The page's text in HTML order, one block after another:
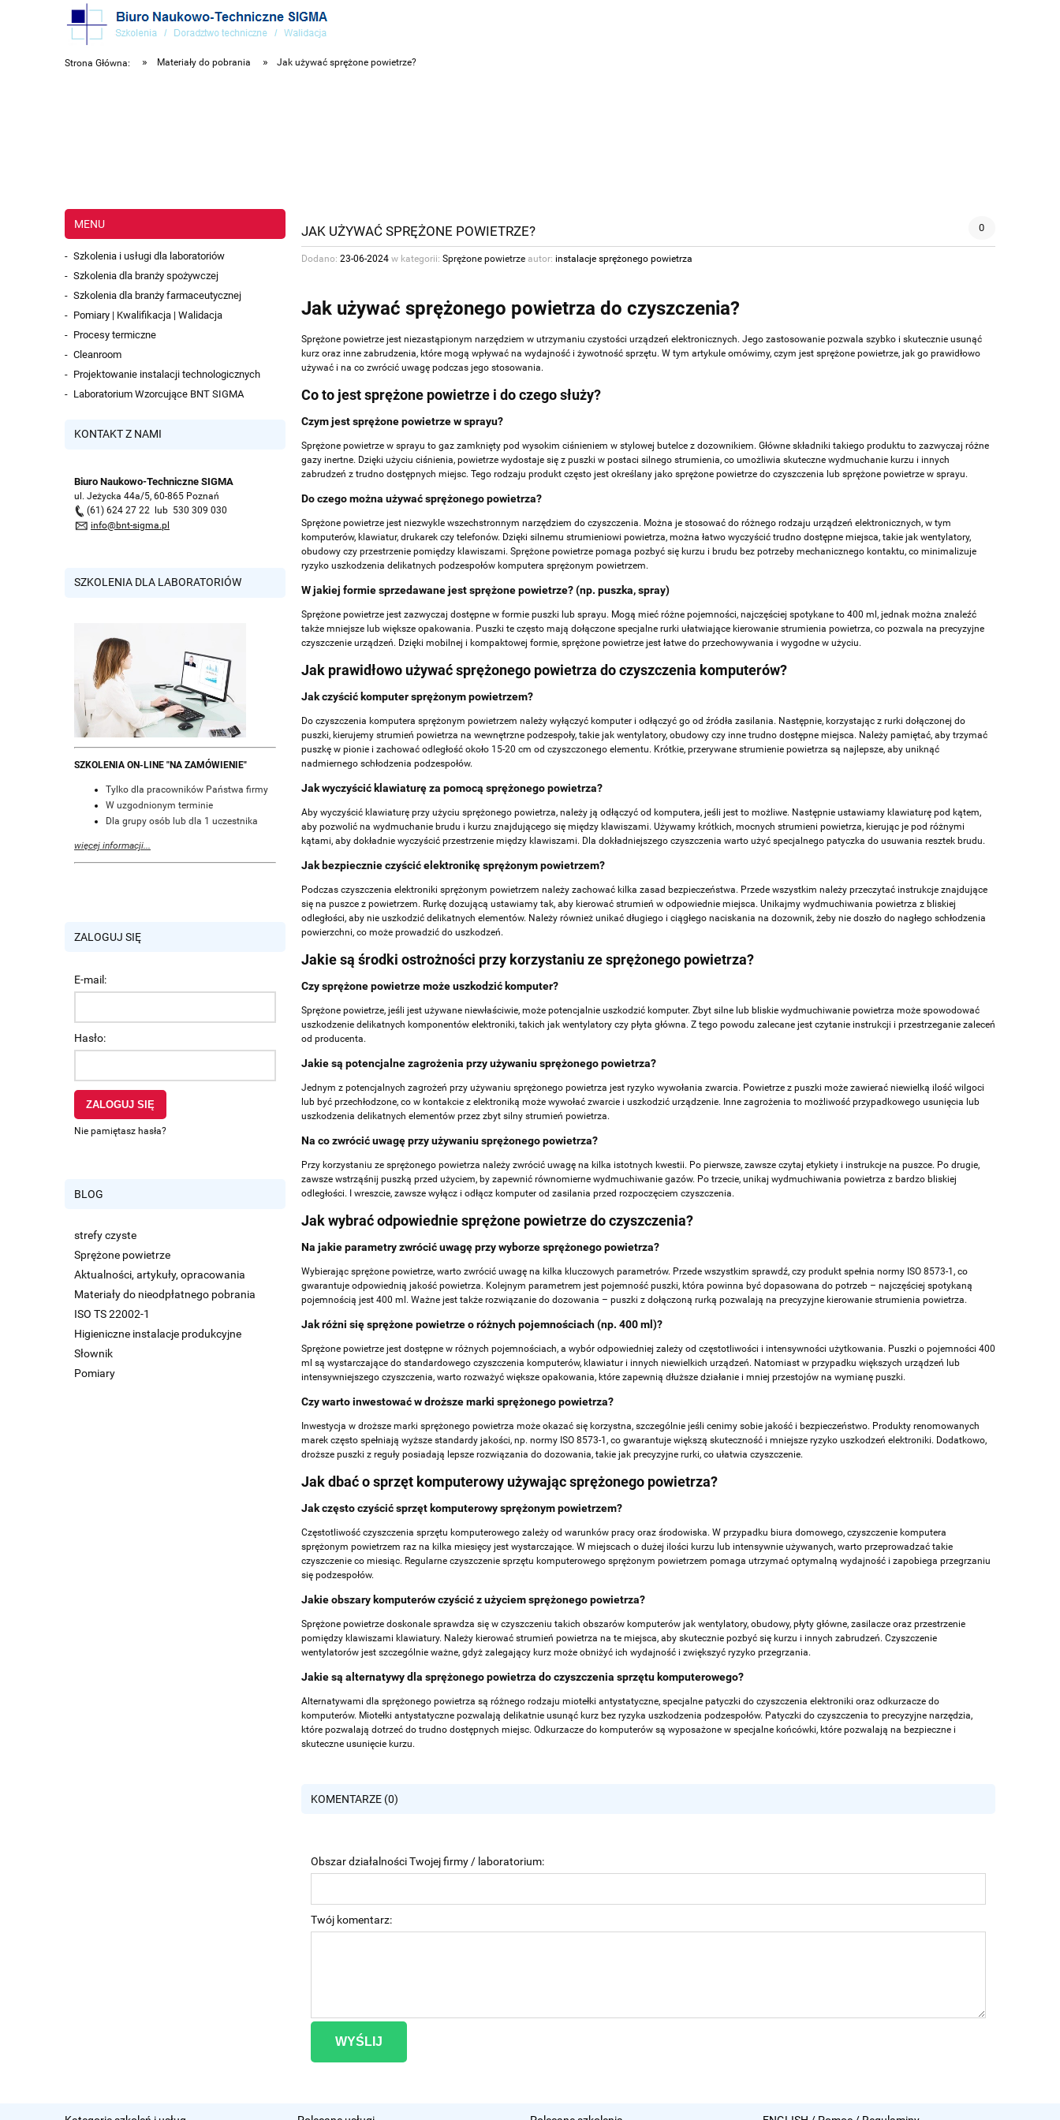
Strona Główna: » Materiały do pobrania » Jak używać sprężone powietrze?
MENU
Szkolenia i usługi dla laboratoriów
Szkolenia dla branży spożywczej
Szkolenia dla branży farmaceutycznej
Pomiary | Kwalifikacja | Walidacja
Procesy termiczne
Cleanroom
Projektowanie instalacji technologicznych
Laboratorium Wzorcujące BNT SIGMA
KONTAKT Z NAMI
Biuro Naukowo-Techniczne SIGMA
ul. Jeżycka 44a/5, 60-865 Poznań
(61) 624 27 22 lub 530 309 030
info@bnt-sigma.pl
SZKOLENIA DLA LABORATORIÓW
SZKOLENIA ON-LINE "NA ZAMÓWIENIE"
Tylko dla pracowników Państwa firmy
W uzgodnionym terminie
Dla grupy osób lub dla 1 uczestnika
więcej informacji...
ZALOGUJ SIĘ
E-mail:
Hasło:
ZALOGUJ SIĘ
Nie pamiętasz hasła?
BLOG
strefy czyste
Sprężone powietrze
Aktualności, artykuły, opracowania
Materiały do nieodpłatnego pobrania
ISO TS 22002-1
Higieniczne instalacje produkcyjne
Słownik
Pomiary
JAK UŻYWAĆ SPRĘŻONE POWIETRZE? 0
Dodano: 23-06-2024 w kategorii: Sprężone powietrze autor: instalacje sprężonego powietrza
Jak używać sprężonego powietrza do czyszczenia?
Sprężone powietrze jest niezastąpionym narzędziem w utrzymaniu czystości urządzeń elektronicznych. Jego zastosowanie pozwala szybko i skutecznie usunąć
kurz oraz inne zabrudzenia, które mogą wpływać na wydajność i żywotność sprzętu. W tym artykule omówimy, czym jest sprężone powietrze, jak go prawidłowo
używać i na co zwrócić uwagę podczas jego stosowania.
Co to jest sprężone powietrze i do czego służy?
Czym jest sprężone powietrze w sprayu?
Sprężone powietrze w sprayu to gaz zamknięty pod wysokim ciśnieniem w stylowej butelce z dozownikiem. Główne składniki takiego produktu to zazwyczaj różne
gazy inertne. Dzięki użyciu ciśnienia, powietrze wydostaje się z puszki w postaci silnego strumienia, co umożliwia skuteczne wydmuchanie kurzu i innych
zabrudzeń z trudno dostępnych miejsc. Tego rodzaju produkt często jest określany jako sprężone powietrze do czyszczenia lub sprężone powietrze w sprayu.
Do czego można używać sprężonego powietrza?
Sprężone powietrze jest niezwykle wszechstronnym narzędziem do czyszczenia. Można je stosować do różnego rodzaju urządzeń elektronicznych, w tym
komputerów, klawiatur, drukarek czy telefonów. Dzięki silnemu strumieniowi powietrza, można łatwo wyczyścić trudno dostępne miejsca, takie jak wentylatory,
obudowy czy przestrzenie pomiędzy klawiszami. Sprężone powietrze pomaga pozbyć się kurzu i brudu bez potrzeby mechanicznego kontaktu, co minimalizuje
ryzyko uszkodzenia delikatnych podzespołów komputera sprężonym powietrzem.
W jakiej formie sprzedawane jest sprężone powietrze? (np. puszka, spray)
Sprężone powietrze jest zazwyczaj dostępne w formie puszki lub sprayu. Mogą mieć różne pojemności, najczęściej spotykane to 400 ml, jednak można znaleźć
także mniejsze lub większe opakowania. Puszki te często mają dołączone specjalne rurki ułatwiające kierowanie strumienia powietrza, co pozwala na precyzyjne
czyszczenie urządzeń. Dzięki mobilnej i kompaktowej formie, sprężone powietrze jest łatwe do przechowywania i wygodne w użyciu.
Jak prawidłowo używać sprężonego powietrza do czyszczenia komputerów?
Jak czyścić komputer sprężonym powietrzem?
Do czyszczenia komputera sprężonym powietrzem należy wyłączyć komputer i odłączyć go od źródła zasilania. Następnie, korzystając z rurki dołączonej do
puszki, kierujemy strumień powietrza na wewnętrzne podzespoły, takie jak wentylatory, obudowy czy inne trudno dostępne miejsca. Należy pamiętać, aby trzymać
puszkę w pionie i zachować odległość około 15-20 cm od czyszczonego elementu. Krótkie, przerywane strumienie powietrza są najlepsze, aby uniknąć
nadmiernego schłodzenia podzespołów.
Jak wyczyścić klawiaturę za pomocą sprężonego powietrza?
Aby wyczyścić klawiaturę przy użyciu sprężonego powietrza, należy ją odłączyć od komputera, jeśli jest to możliwe. Następnie ustawiamy klawiaturę pod kątem,
aby pozwolić na wydmuchanie brudu i kurzu znajdującego się między klawiszami. Używamy krótkich, mocnych strumieni powietrza, kierując je pod różnymi
kątami, aby dokładnie wyczyścić przestrzenie między klawiszami. Dla dokładniejszego czyszczenia warto użyć specjalnego patyczka do usuwania resztek brudu.
Jak bezpiecznie czyścić elektronikę sprężonym powietrzem?
Podczas czyszczenia elektroniki sprężonym powietrzem należy zachować kilka zasad bezpieczeństwa. Przede wszystkim należy przeczytać instrukcje znajdujące
się na puszce z powietrzem. Rurkę dozującą ustawiamy tak, aby kierować strumień w odpowiednie miejsca. Unikajmy wydmuchiwania powietrza z bliskiej
odległości, aby nie uszkodzić delikatnych elementów. Należy również unikać długiego i ciągłego naciskania na dozownik, żeby nie doszło do nagłego schłodzenia
powierzchni, co może prowadzić do uszkodzeń.
Jakie są środki ostrożności przy korzystaniu ze sprężonego powietrza?
Czy sprężone powietrze może uszkodzić komputer?
Sprężone powietrze, jeśli jest używane niewłaściwie, może potencjalnie uszkodzić komputer. Zbyt silne lub bliskie wydmuchiwanie powietrza może spowodować
uszkodzenie delikatnych komponentów elektroniki, takich jak wentylatory czy płyta główna. Z tego powodu zalecane jest czytanie instrukcji i przestrzeganie zaleceń
od producenta.
Jakie są potencjalne zagrożenia przy używaniu sprężonego powietrza?
Jednym z potencjalnych zagrożeń przy używaniu sprężonego powietrza jest ryzyko wywołania zwarcia. Powietrze z puszki może zawierać niewielką ilość wilgoci
lub być przechłodzone, co w kontakcie z elektroniką może wywołać zwarcie i uszkodzić urządzenie. Inne zagrożenia to możliwość przypadkowego usunięcia lub
uszkodzenia delikatnych elementów przez zbyt silny strumień powietrza.
Na co zwrócić uwagę przy używaniu sprężonego powietrza?
Przy korzystaniu ze sprężonego powietrza należy zwrócić uwagę na kilka istotnych kwestii. Po pierwsze, zawsze czytaj etykiety i instrukcje na puszce. Po drugie,
zawsze wstrząśnij puszką przed użyciem, by zapewnić równomierne wydmuchiwanie gazów. Po trzecie, unikaj wydmuchiwania powietrza z bardzo bliskiej
odległości. I wreszcie, zawsze wyłącz i odłącz komputer od zasilania przed rozpoczęciem czyszczenia.
Jak wybrać odpowiednie sprężone powietrze do czyszczenia?
Na jakie parametry zwrócić uwagę przy wyborze sprężonego powietrza?
Wybierając sprężone powietrze, warto zwrócić uwagę na kilka kluczowych parametrów. Przede wszystkim sprawdź, czy produkt spełnia normy ISO 8573-1, co
gwarantuje odpowiednią jakość powietrza. Kolejnym parametrem jest pojemność puszki, która powinna być dopasowana do potrzeb – najczęściej spotykaną
pojemnością jest 400 ml. Ważne jest także rozwiązanie do dozowania – puszki z dołączoną rurką pozwalają na precyzyjne kierowanie strumienia powietrza.
Jak różni się sprężone powietrze o różnych pojemnościach (np. 400 ml)?
Sprężone powietrze jest dostępne w różnych pojemnościach, a wybór odpowiedniej zależy od częstotliwości i intensywności użytkowania. Puszki o pojemności 400
ml są wystarczające do standardowego czyszczenia komputerów, klawiatur i innych niewielkich urządzeń. Natomiast w przypadku większych urządzeń lub
intensywniejszego czyszczenia, warto rozważyć większe opakowania, które zapewnią dłuższe działanie i mniej przestojów na wymianę puszki.
Czy warto inwestować w droższe marki sprężonego powietrza?
Inwestycja w droższe marki sprężonego powietrza może okazać się korzystna, szczególnie jeśli cenimy sobie jakość i bezpieczeństwo. Produkty renomowanych
marek często spełniają wyższe standardy jakości, np. normy ISO 8573-1 , co gwarantuje większą skuteczność i mniejsze ryzyko uszkodzeń elektroniki. Dodatkowo,
droższe puszki z reguły posiadają lepsze rozwiązania do dozowania, takie jak precyzyjne rurki, co ułatwia czyszczenie.
Jak dbać o sprzęt komputerowy używając sprężonego powietrza?
Jak często czyścić sprzęt komputerowy sprężonym powietrzem?
Częstotliwość czyszczenia sprzętu komputerowego zależy od warunków pracy oraz środowiska. W przypadku biura domowego, czyszczenie komputera
sprężonym powietrzem raz na kilka miesięcy jest wystarczające. W miejscach o dużej ilości kurzu lub intensywnie używanych, warto przeprowadzać takie
czyszczenie co miesiąc. Regularne czyszczenie sprzętu komputerowego sprężonym powietrzem pomaga utrzymać optymalną wydajność i zapobiega przegrzaniu
się podzespołów.
Jakie obszary komputerów czyścić z użyciem sprężonego powietrza?
Sprężone powietrze doskonale sprawdza się w czyszczeniu takich obszarów komputerów jak wentylatory, obudowy, płyty główne, zasilacze oraz przestrzenie
pomiędzy klawiszami klawiatury. Należy kierować strumień powietrza na te miejsca, aby skutecznie pozbyć się kurzu i innych zabrudzeń. Czyszczenie
wentylatorów jest szczególnie ważne, gdyż zalegający kurz może obniżyć ich wydajność i zwiększyć ryzyko przegrzania.
Jakie są alternatywy dla sprężonego powietrza do czyszczenia sprzętu komputerowego?
Alternatywami dla sprężonego powietrza są różnego rodzaju miotełki antystatyczne, specjalne patyczki do czyszczenia elektroniki oraz odkurzacze do
komputerów. Miotełki antystatyczne pozwalają delikatnie usunąć kurz bez ryzyka uszkodzenia podzespołów. Patyczki do czyszczenia to precyzyjne narzędzia,
które pozwalają dotrzeć do trudno dostępnych miejsc. Odkurzacze do komputerów są wyposażone w specjalne końcówki, które pozwalają na bezpieczne i
skuteczne usunięcie kurzu.
KOMENTARZE (0)
Obszar działalności Twojej firmy / laboratorium:
Twój komentarz:
WYŚLIJ